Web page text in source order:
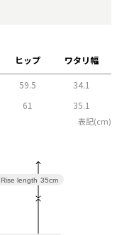
ヒップ ワタリ幅
59.5
34.1
61 35.1
表記(cm)
Rise length 35cm